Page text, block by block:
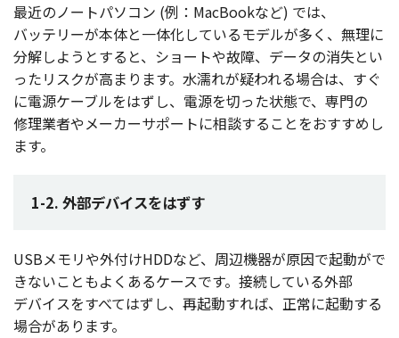
最近のノートパソコン (例：MacBookなど) では、
バッテリーが本体と一体化しているモデルが多く、 無理に
分解しようとすると、 ショートや故障、 データの消失とい
ったリスクが高まります。 水濡れが疑われる場合は、すぐ
に電源ケーブルをはずし、 電源を切った状態で、 専門の
修理業者やメーカーサポートに相談することをおすすめし
ます。
1-2. 外部デバイスをはずす
USBメモリや外付けHDDなど、 周辺機器が原因で起動がで
きないこともよくあるケースです。 接続している外部
デバイスをすべてはずし、 再起動すれば、 正常に起動する
場合があります。